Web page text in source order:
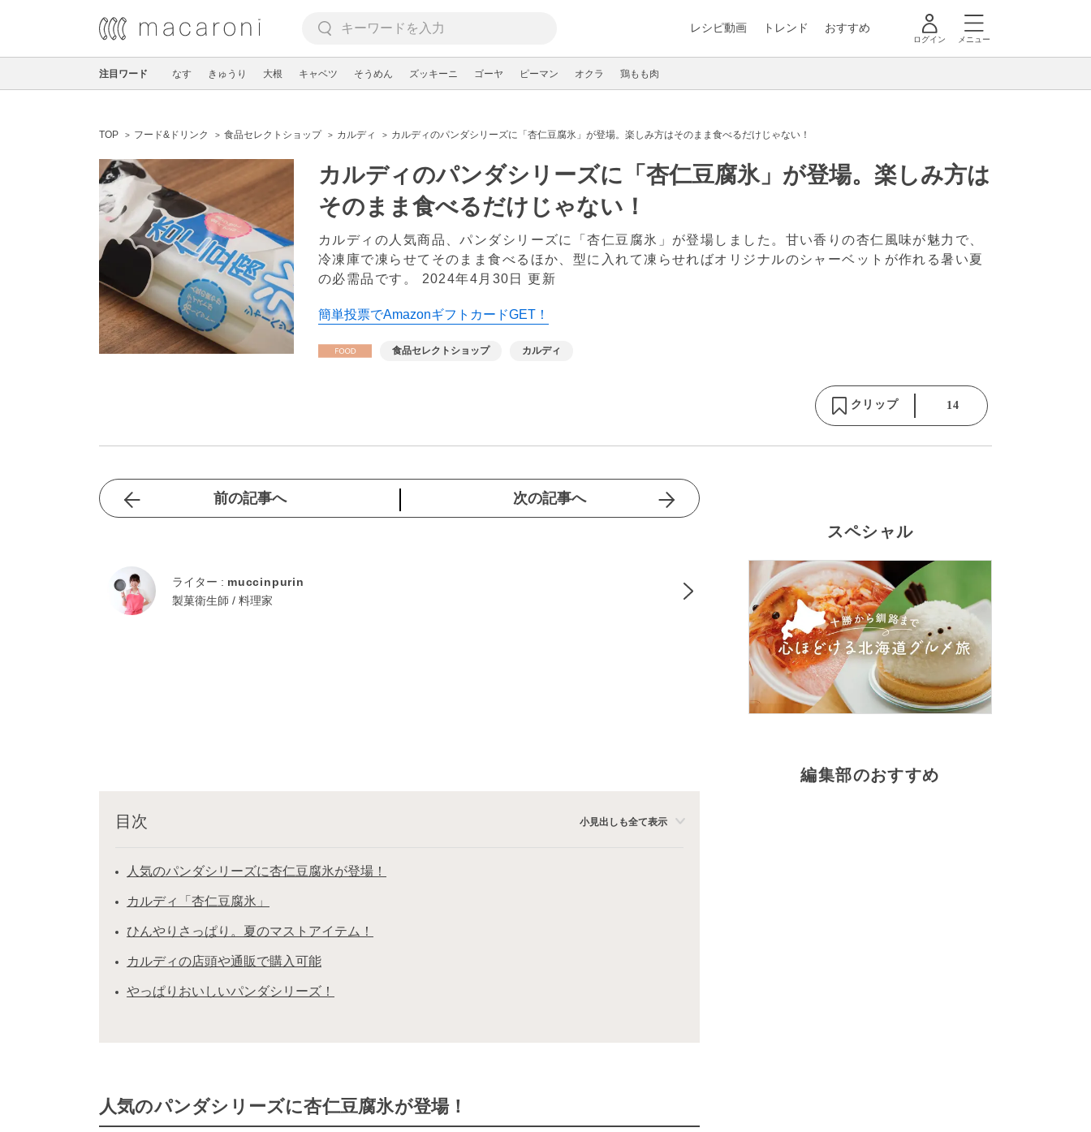
レシピ動画 トレンド おすすめ
ログイン メニュー
注目ワード なす きゅうり 大根 キャベツ そうめん ズッキーニ ゴーヤ ピーマン オクラ 鶏もも肉
TOP フード&ドリンク 食品セレクトショップ カルディ カルディのパンダシリーズに「杏仁豆腐氷」が登場。楽しみ方はそのまま食べるだけじゃない！
カルディのパンダシリーズに「杏仁豆腐氷」が登場。楽しみ方は
そのまま食べるだけじゃない！
カルディの人気商品、パンダシリーズに「杏仁豆腐氷」が登場しました。甘い香りの杏仁風味が魅力で、
冷凍庫で凍らせてそのまま食べるほか、型に入れて凍らせればオリジナルのシャーベットが作れる暑い夏
の必需品です。 2024年4月30日 更新
簡単投票でAmazonギフトカードGET！
食品セレクトショップ カルディ
クリップ 14
前の記事へ 次の記事へ
ライター : muccinpurin
製菓衛生師 / 料理家
目次 小見出しも全て表示
人気のパンダシリーズに杏仁豆腐氷が登場！
カルディ「杏仁豆腐氷」
ひんやりさっぱり。夏のマストアイテム！
カルディの店頭や通販で購入可能
やっぱりおいしいパンダシリーズ！
人気のパンダシリーズに杏仁豆腐氷が登場！
スペシャル
編集部のおすすめ